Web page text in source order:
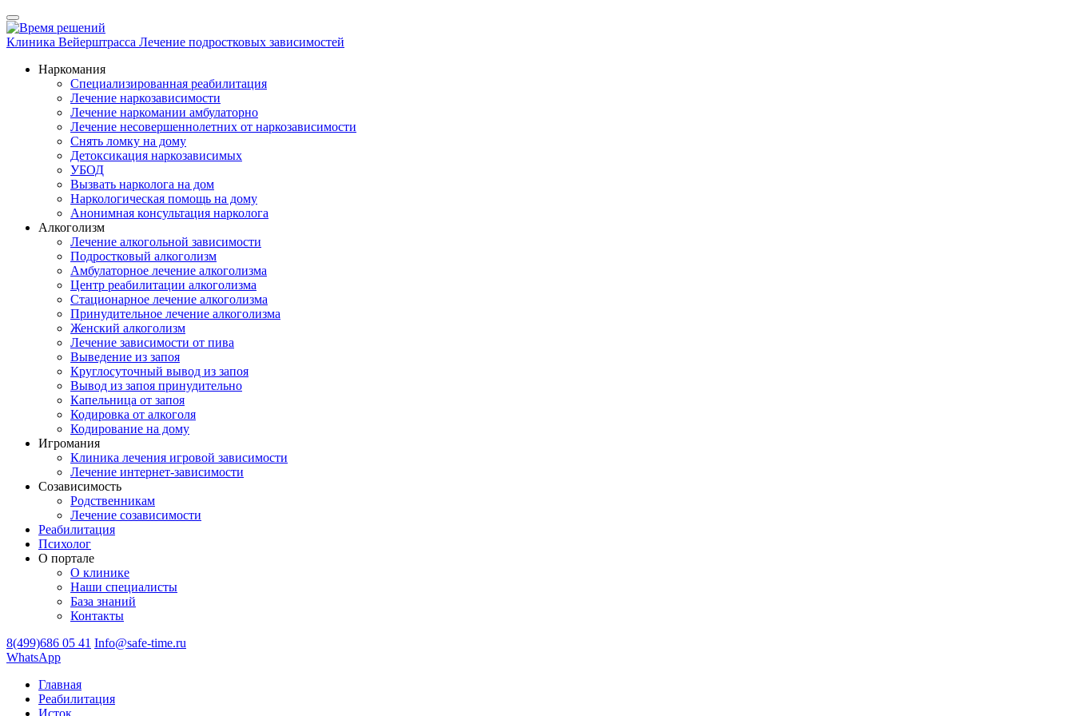
Клиника Вейерштрасса Лечение подростковых зависимостей
Наркомания
Специализированная реабилитация
Лечение наркозависимости
Лечение наркомании амбулаторно
Лечение несовершеннолетних от наркозависимости
Снять ломку на дому
Детоксикация наркозависимых
УБОД
Вызвать нарколога на дом
Наркологическая помощь на дому
Анонимная консультация нарколога
Алкоголизм
Лечение алкогольной зависимости
Подростковый алкоголизм
Амбулаторное лечение алкоголизма
Центр реабилитации алкоголизма
Стационарное лечение алкоголизма
Принудительное лечение алкоголизма
Женский алкоголизм
Лечение зависимости от пива
Выведение из запоя
Круглосуточный вывод из запоя
Вывод из запоя принудительно
Капельница от запоя
Кодировка от алкоголя
Кодирование на дому
Игромания
Клиника лечения игровой зависимости
Лечение интернет-зависимости
Созависимость
Родственникам
Лечение созависимости
Реабилитация
Психолог
О портале
О клинике
Наши специалисты
База знаний
Контакты
8(499)686 05 41 Info@safe-time.ru
WhatsApp
Главная
Реабилитация
Исток